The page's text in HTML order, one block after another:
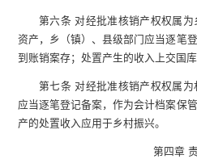
第六条 对经批准核销产权权属
资产，乡（镇）、县级部门应当逐笔
到账销案存；处置产生的收入上交国库
第七条 对经批准核销产权权属
应当逐笔登记备案，作为会计档案保
产的处置收入应用于乡村振兴。
第四章